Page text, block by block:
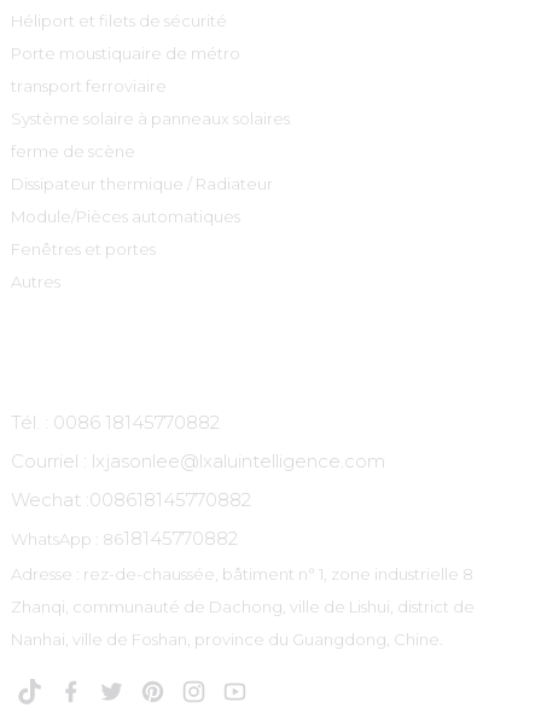
Héliport et filets de sécurité
Porte moustiquaire de métro
transport ferroviaire
Système solaire à panneaux solaires
ferme de scène
Dissipateur thermique / Radiateur
Module/Pièces automatiques
Fenêtres et portes
Autres
Tél. : 0086 18145770882
Courriel : lxjasonlee@lxaluintelligence.com
Wechat :008618145770882
WhatsApp : 8618145770882
Adresse : rez-de-chaussée, bâtiment n° 1, zone industrielle 8
Zhanqi, communauté de Dachong, ville de Lishui, district de
Nanhai, ville de Foshan, province du Guangdong, Chine.